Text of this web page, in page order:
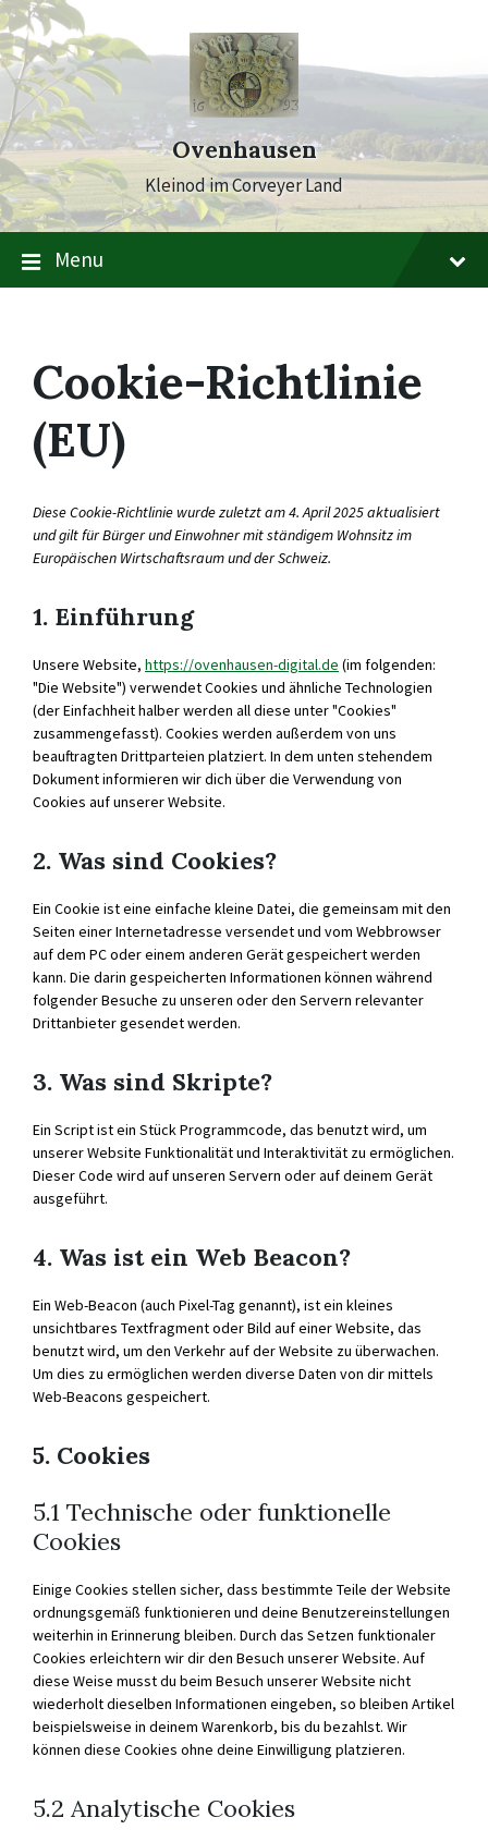
Skip
to
content
Skip
to
main
navigation
Skip
to
footer
Ovenhausen
Kleinod im Corveyer Land
Menu
Cookie-Richtlinie
(EU)
Diese Cookie-Richtlinie wurde zuletzt am 4. April 2025 aktualisiert
und gilt für Bürger und Einwohner mit ständigem Wohnsitz im
Europäischen Wirtschaftsraum und der Schweiz.
1. Einführung
Unsere Website, https://ovenhausen-digital.de (im folgenden:
"Die Website") verwendet Cookies und ähnliche Technologien
(der Einfachheit halber werden all diese unter "Cookies"
zusammengefasst). Cookies werden außerdem von uns
beauftragten Drittparteien platziert. In dem unten stehendem
Dokument informieren wir dich über die Verwendung von
Cookies auf unserer Website.
2. Was sind Cookies?
Ein Cookie ist eine einfache kleine Datei, die gemeinsam mit den
Seiten einer Internetadresse versendet und vom Webbrowser
auf dem PC oder einem anderen Gerät gespeichert werden
kann. Die darin gespeicherten Informationen können während
folgender Besuche zu unseren oder den Servern relevanter
Drittanbieter gesendet werden.
3. Was sind Skripte?
Ein Script ist ein Stück Programmcode, das benutzt wird, um
unserer Website Funktionalität und Interaktivität zu ermöglichen.
Dieser Code wird auf unseren Servern oder auf deinem Gerät
ausgeführt.
4. Was ist ein Web Beacon?
Ein Web-Beacon (auch Pixel-Tag genannt), ist ein kleines
unsichtbares Textfragment oder Bild auf einer Website, das
benutzt wird, um den Verkehr auf der Website zu überwachen.
Um dies zu ermöglichen werden diverse Daten von dir mittels
Web-Beacons gespeichert.
5. Cookies
5.1 Technische oder funktionelle
Cookies
Einige Cookies stellen sicher, dass bestimmte Teile der Website
ordnungsgemäß funktionieren und deine Benutzereinstellungen
weiterhin in Erinnerung bleiben. Durch das Setzen funktionaler
Cookies erleichtern wir dir den Besuch unserer Website. Auf
diese Weise musst du beim Besuch unserer Website nicht
wiederholt dieselben Informationen eingeben, so bleiben Artikel
beispielsweise in deinem Warenkorb, bis du bezahlst. Wir
können diese Cookies ohne deine Einwilligung platzieren.
5.2 Analytische Cookies